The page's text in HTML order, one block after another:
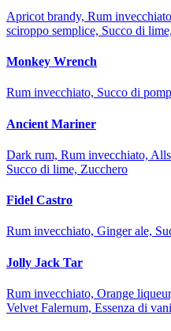
Apricot brandy, Rum
sciroppo semplice, Succo di
Monkey Wrench
Rum invecchiato, Succo di
Ancient Mariner
Dark rum, Rum invecchiato,
Succo di lime, Zucchero
Fidel Castro
Rum invecchiato, Ginger ale,
Jolly Jack Tar
Rum invecchiato, Orange
Velvet Falernum, Essenza di